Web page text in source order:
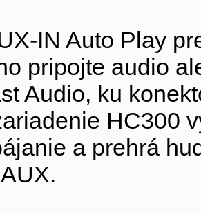
IN Auto Play
pripojte audio
Audio, ku
HC300
a prehrá